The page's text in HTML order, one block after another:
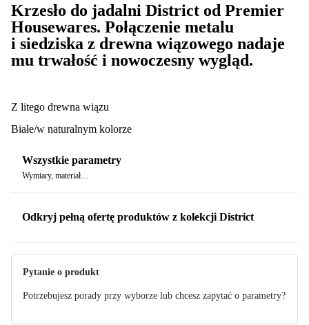
Krzesło do jadalni District od Premier
Housewares. Połączenie metalu
i siedziska z drewna wiązowego nadaje
mu trwałość i nowoczesny wygląd.
Z litego drewna wiązu
Białe/w naturalnym kolorze
Wszystkie parametry
Wymiary, materiał…
Odkryj pełną ofertę produktów z kolekcji District
Pytanie o produkt
Potrzebujesz porady przy wyborze lub chcesz zapytać o parametry?